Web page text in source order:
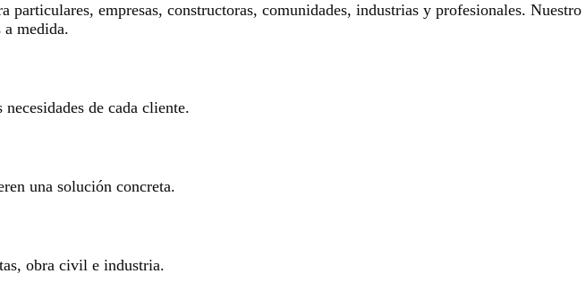
empresas, constructoras, comunidades, industrias y profesionales. Nuestro
a medida.
de cada cliente.
una solución concreta.
obra civil e industria.